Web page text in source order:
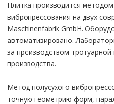
Плитка производится
вибропрессования на двух
Maschinenfabrik GmbH.
автоматизировано.
за производством тротуарной
производства.
Метод полусухого
точную геометрию форм,